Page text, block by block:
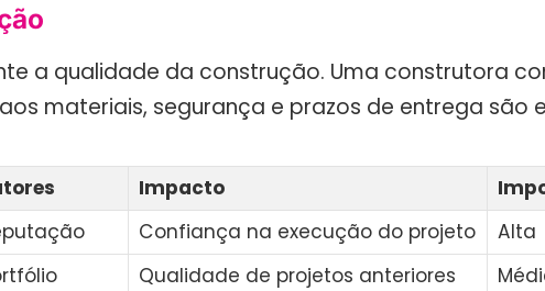
a qualidade da construção. Uma construtora
materiais, segurança e prazos de entrega são
Impacto
Confiança na execução do projeto
Alta
Qualidade de projetos anteriores